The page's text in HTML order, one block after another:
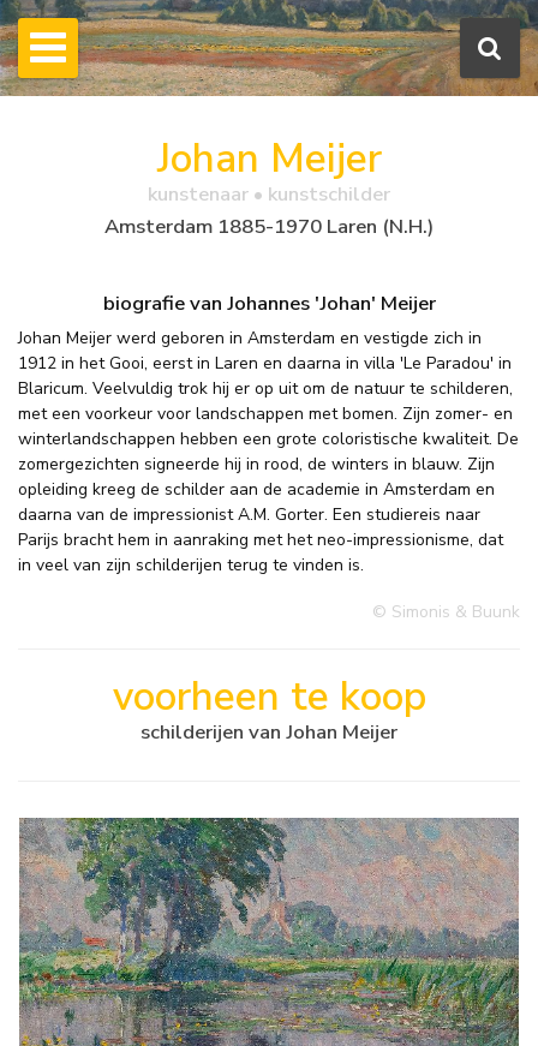
Johan Meijer
kunstenaar • kunstschilder
Amsterdam 1885-1970 Laren (N.H.)
biografie van Johannes 'Johan' Meijer
Johan Meijer werd geboren in Amsterdam en vestigde zich in
1912 in het Gooi, eerst in Laren en daarna in villa 'Le Paradou' in
Blaricum. Veelvuldig trok hij er op uit om de natuur te schilderen,
met een voorkeur voor landschappen met bomen. Zijn zomer- en
winterlandschappen hebben een grote coloristische kwaliteit. De
zomergezichten signeerde hij in rood, de winters in blauw. Zijn
opleiding kreeg de schilder aan de academie in Amsterdam en
daarna van de impressionist A.M. Gorter. Een studiereis naar
Parijs bracht hem in aanraking met het neo-impressionisme, dat
© Simonis & Buunk
voorheen te koop
schilderijen van Johan Meijer